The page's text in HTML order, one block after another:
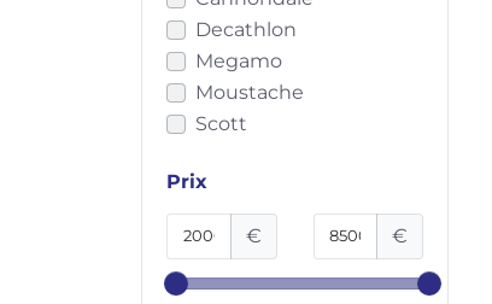
Decathlon
Megamo
Moustache
Scott
Prix
€ €